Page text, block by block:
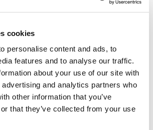
cookies
personalise content and ads, to
features and to analyse our traffic.
about your use of our site with
and analytics partners who
other information that you’ve
that they’ve collected from your use
z pustaka keramzytowego
rewizyjne
wielkowymiarowych